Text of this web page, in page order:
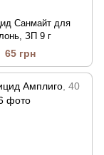
Санмайт для
ЗП 9 г
65 грн